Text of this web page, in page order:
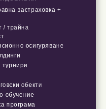
застраховка +
/ трайна
осигуряване
турнири
обекти
обучение
програма